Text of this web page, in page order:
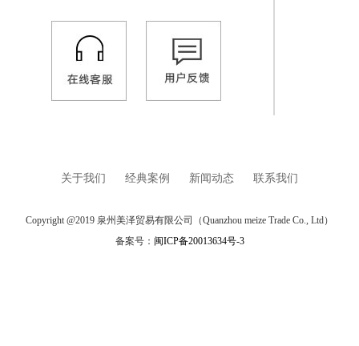
关于我们 经典案例 新闻动态 联系我们
Copyright @2019 泉州美泽贸易有限公司（Quanzhou meize Trade Co., Ltd）
备案号： 闽ICP备20013634号-3